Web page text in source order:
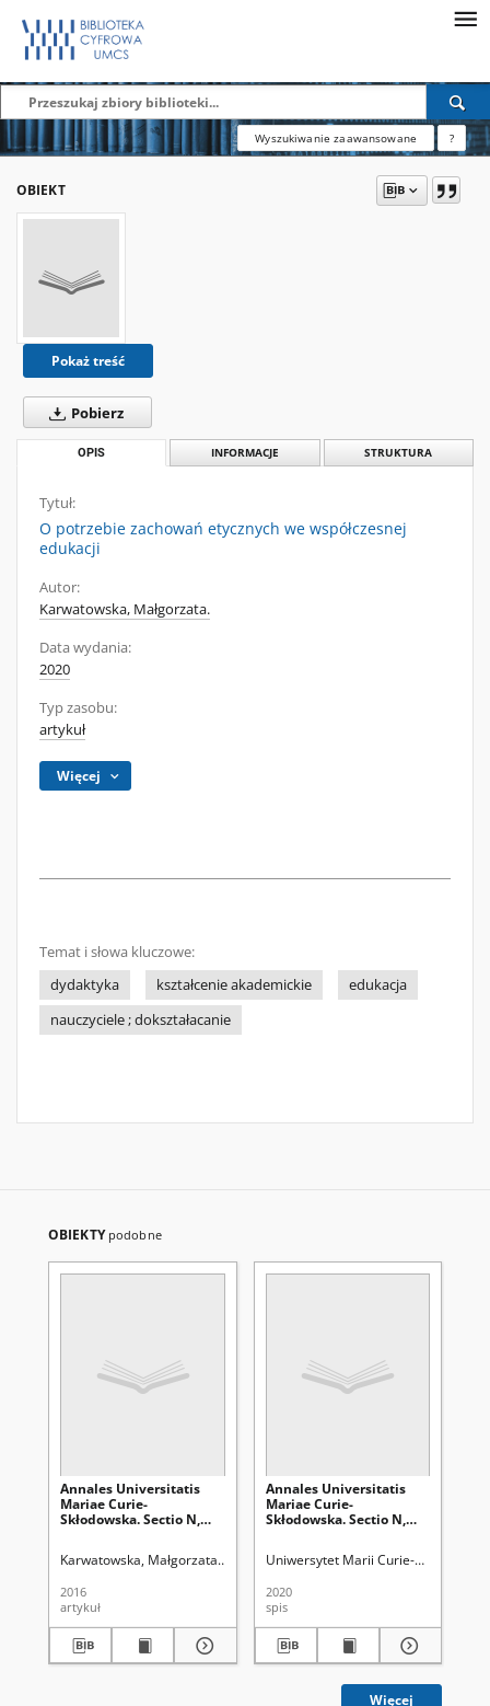
Wyszukiwanie zaawansowane ?
OBIEKT
Pokaż treść
Pobierz
OPIS INFORMACJE STRUKTURA
Tytuł:
O potrzebie zachowań etycznych we współczesnej
edukacji
Autor:
Karwatowska, Małgorzata.
Data wydania:
2020
Typ zasobu:
artykuł
Więcej
Temat i słowa kluczowe:
dydaktyka
kształcenie akademickie
edukacja
nauczyciele ; dokształacanie
OBIEKTY podobne
Annales Universitatis
Mariae Curie-
Skłodowska. Sectio N,
Karwatowska, Małgorzata Uniwersytet Marii Curie-Skłodowskiej
2016
artykuł
Annales Universitatis
Mariae Curie-
Skłodowska. Sectio N,
Uniwersytet Marii Curie-
2020
spis
Więcej